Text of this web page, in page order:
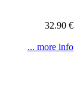
32.90 €
... more info